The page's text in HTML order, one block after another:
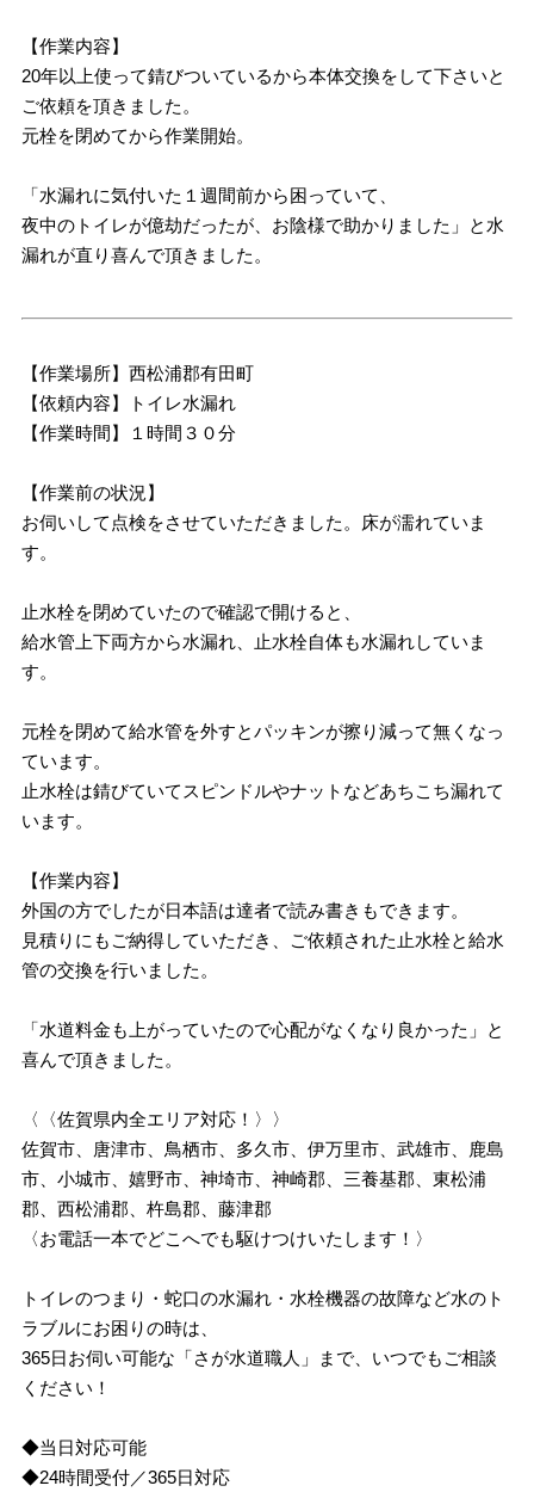
【作業内容】
20年以上使って錆びついているから本体交換をして下さいと
ご依頼を頂きました。
元栓を閉めてから作業開始。
「水漏れに気付いた１週間前から困っていて、
夜中のトイレが億劫だったが、お陰様で助かりました」と水
漏れが直り喜んで頂きました。
【作業場所】西松浦郡有田町
【依頼内容】トイレ水漏れ
【作業時間】１時間３０分
【作業前の状況】
お伺いして点検をさせていただきました。床が濡れていま
す。
止水栓を閉めていたので確認で開けると、
給水管上下両方から水漏れ、止水栓自体も水漏れしていま
す。
元栓を閉めて給水管を外すとパッキンが擦り減って無くなっ
ています。
止水栓は錆びていてスピンドルやナットなどあちこち漏れて
います。
【作業内容】
外国の方でしたが日本語は達者で読み書きもできます。
見積りにもご納得していただき、ご依頼された止水栓と給水
管の交換を行いました。
「水道料金も上がっていたので心配がなくなり良かった」と
喜んで頂きました。
〈〈佐賀県内全エリア対応！〉〉
佐賀市、唐津市、鳥栖市、多久市、伊万里市、武雄市、鹿島
市、小城市、嬉野市、神埼市、神崎郡、三養基郡、東松浦
郡、西松浦郡、杵島郡、藤津郡
〈お電話一本でどこへでも駆けつけいたします！〉
トイレのつまり・蛇口の水漏れ・水栓機器の故障など水のト
ラブルにお困りの時は、
365日お伺い可能な「さが水道職人」まで、いつでもご相談
ください！
◆当日対応可能
◆24時間受付／365日対応